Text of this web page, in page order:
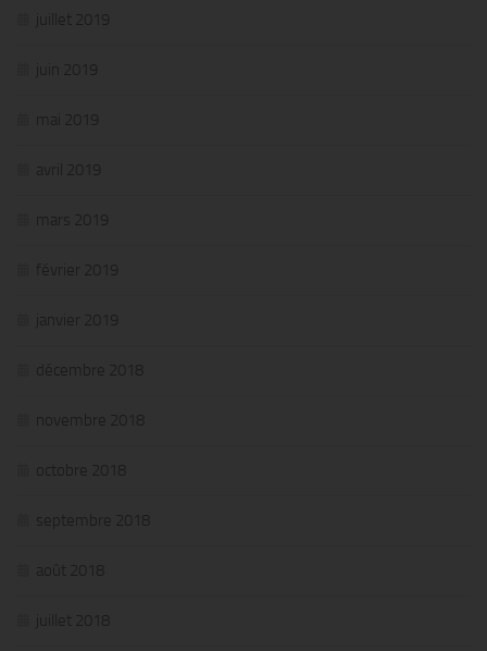
juillet 2019
juin 2019
mai 2019
avril 2019
mars 2019
février 2019
janvier 2019
décembre 2018
novembre 2018
octobre 2018
septembre 2018
août 2018
juillet 2018